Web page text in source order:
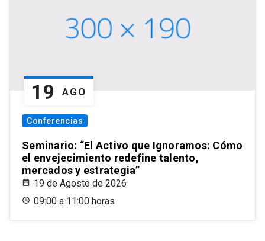
19 AGO
Conferencias
Seminario: “El Activo que Ignoramos: Cómo
el envejecimiento redefine talento,
mercados y estrategia”
19 de Agosto de 2026
09:00 a 11:00 horas